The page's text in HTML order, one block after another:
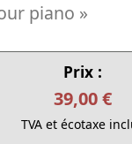
piano »
Prix :
39,00 €
TVA et écotaxe